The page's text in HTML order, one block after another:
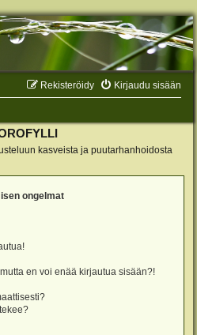
Kirjaudu sisään
Rekisteröidy
kasveista ja puutarhanhoidosta
ongelmat
en voi enää kirjautua sisään?!